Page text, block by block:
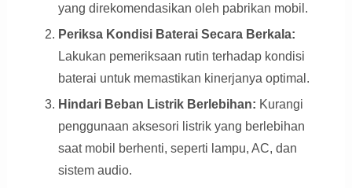
yang direkomendasikan oleh pabrikan mobil.
Periksa Kondisi Baterai Secara Berkala:
Lakukan pemeriksaan rutin terhadap kondisi
baterai untuk memastikan kinerjanya optimal.
Hindari Beban Listrik Berlebihan: Kurangi
penggunaan aksesori listrik yang berlebihan
saat mobil berhenti, seperti lampu, AC, dan
sistem audio.